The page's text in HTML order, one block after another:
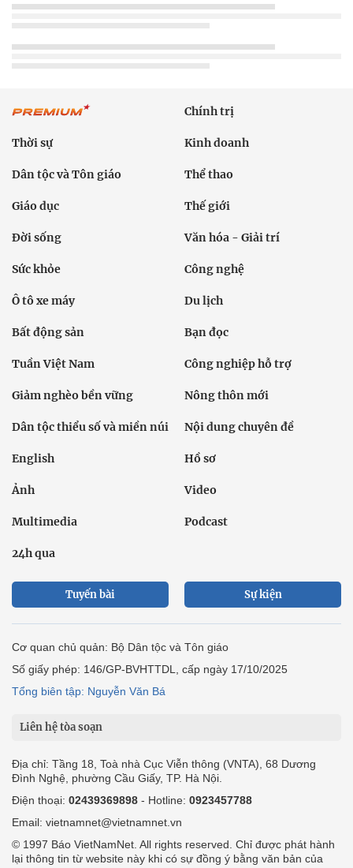
Chính trị
Thời sự Kinh doanh
Dân tộc và Tôn giáo Thể thao
Giáo dục Thế giới
Đời sống Văn hóa - Giải trí
Sức khỏe Công nghệ
Ô tô xe máy Du lịch
Bất động sản Bạn đọc
Tuần Việt Nam Công nghiệp hỗ trợ
Giảm nghèo bền vững Nông thôn mới
Dân tộc thiểu số và miền núi Nội dung chuyên đề
English Hồ sơ
Ảnh Video
Multimedia Podcast
24h qua
Tuyến bài Sự kiện
Cơ quan chủ quản: Bộ Dân tộc và Tôn giáo
Số giấy phép: 146/GP-BVHTTDL, cấp ngày 17/10/2025
Tổng biên tập: Nguyễn Văn Bá
Liên hệ tòa soạn
Địa chỉ: Tầng 18, Toà nhà Cục Viễn thông (VNTA), 68 Dương
Đình Nghệ, phường Cầu Giấy, TP. Hà Nội.
Điện thoại: 02439369898 - Hotline: 0923457788
Email: vietnamnet@vietnamnet.vn
© 1997 Báo VietNamNet. All rights reserved. Chỉ được phát hành
lại thông tin từ website này khi có sự đồng ý bằng văn bản của